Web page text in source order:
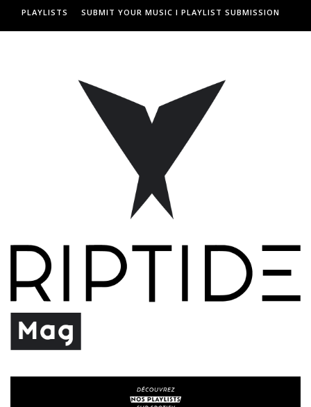
PLAYLISTS SUBMIT YOUR MUSIC I PLAYLIST SUBMISSION